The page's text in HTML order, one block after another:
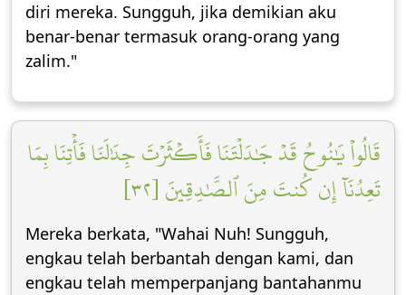
diri mereka. Sungguh, jika demikian aku
benar-benar termasuk orang-orang yang
zalim."
قَالُواْ يَٰنُوحُ قَدۡ جَٰدَلۡتَنَا فَأَكۡثَرۡتَ جِدَٰلَنَا فَأۡتِنَا بِمَا
تَعِدُنَآ إِن كُنتَ مِنَ ٱلصَّٰدِقِينَ [٣٢]
Mereka berkata, "Wahai Nuh! Sungguh,
engkau telah berbantah dengan kami, dan
engkau telah memperpanjang bantahanmu